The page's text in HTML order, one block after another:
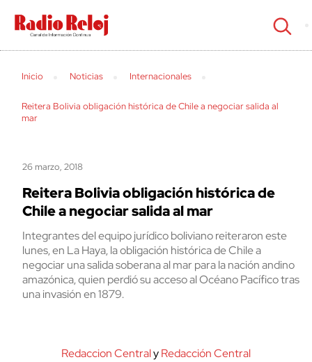
cerrar
Inicio Noticias Internacionales
Reitera Bolivia obligación histórica de Chile a negociar salida al
mar
26 marzo, 2018
Reitera Bolivia obligación histórica de
Chile a negociar salida al mar
Integrantes del equipo jurídico boliviano reiteraron este
lunes, en La Haya, la obligación histórica de Chile a
negociar una salida soberana al mar para la nación andino
amazónica, quien perdió su acceso al Océano Pacífico tras
una invasión en 1879.
Redaccion CentralyRedacción Central